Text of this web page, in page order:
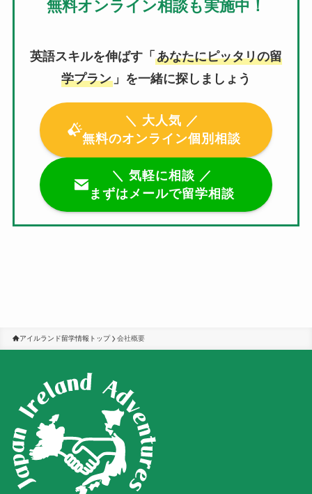
無料オンライン相談も実施中！
英語スキルを伸ばす「 あなたにピッタリの留
学プラン 」を一緒に探しましょう
＼ 大人気 ／
無料のオンライン個別相談
＼ 気軽に相談 ／
まずはメールで留学相談
アイルランド留学情報トップ 会社概要